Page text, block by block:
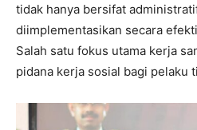
tidak hanya bersifat
diimplementasikan secara
Salah satu fokus utama kerja
pidana kerja sosial bagi pelaku